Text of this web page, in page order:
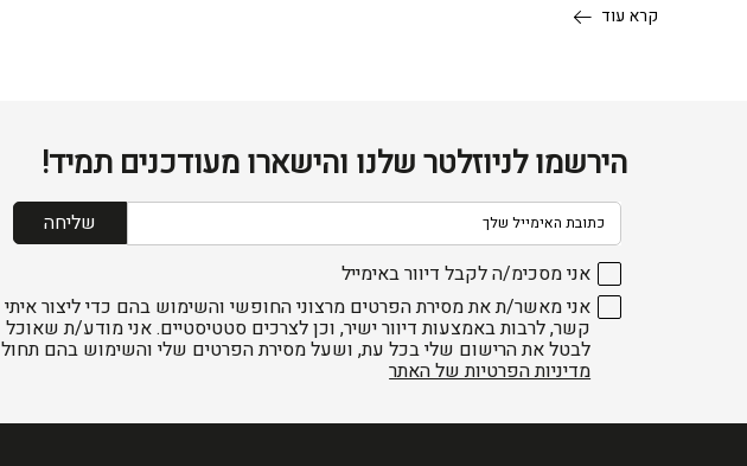
קרא עוד
הירשמו לניוזלטר שלנו והישארו מעודכנים תמיד!
דוא׳׳ל
שליחה
אני מסכימ/ה לקבל דיוור באימייל
אני מאשר/ת את מסירת הפרטים מרצוני החופשי והשימוש בהם כדי ליצור איתי
קשר, לרבות באמצעות דיוור ישיר, וכן לצרכים סטטיסטיים. אני מודע/ת שאוכל
לבטל את הרישום שלי בכל עת, ושעל מסירת הפרטים שלי והשימוש בהם תחול
מדיניות הפרטיות של האתר